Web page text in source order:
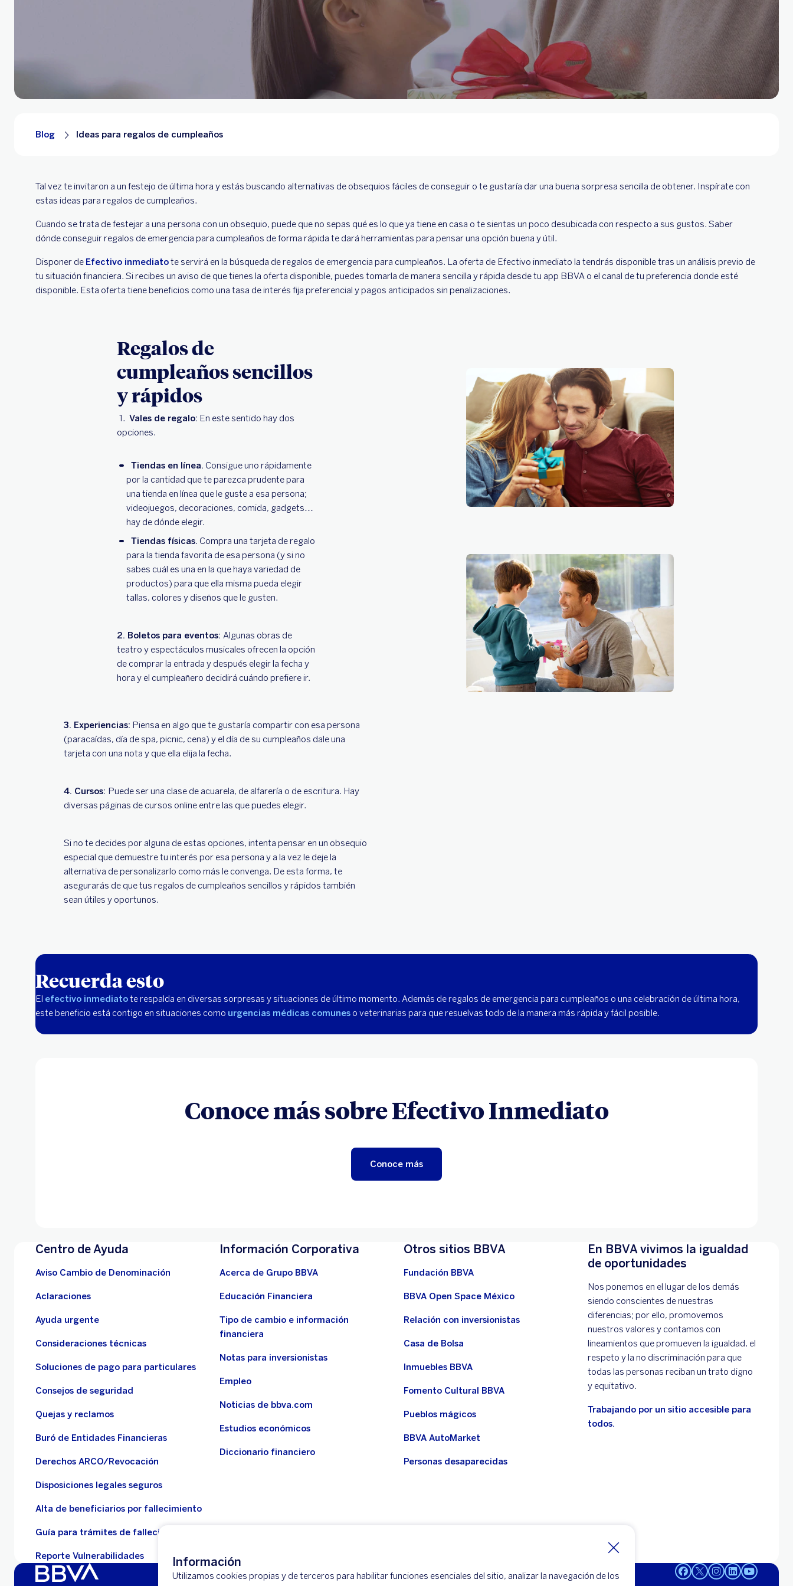
Información
Utilizamos cookies propias y de terceros para habilitar funciones esenciales del sitio, analizar la navegación de los
Blog Ideas para regalos de cumpleaños
Tal vez te invitaron a un festejo de última hora y estás buscando alternativas de obsequios fáciles de conseguir o te gustaría dar una buena sorpresa sencilla de obtener. Inspírate con
estas ideas para regalos de cumpleaños.
Cuando se trata de festejar a una persona con un obsequio, puede que no sepas qué es lo que ya tiene en casa o te sientas un poco desubicada con respecto a sus gustos. Saber
dónde conseguir regalos de emergencia para cumpleaños de forma rápida te dará herramientas para pensar una opción buena y útil.
Disponer de Efectivo inmediatote servirá en la búsqueda de regalos de emergencia para cumpleaños. La oferta de Efectivo inmediato la tendrás disponible tras un análisis previo de
tu situación financiera. Si recibes un aviso de que tienes la oferta disponible, puedes tomarla de manera sencilla y rápida desde tu app BBVA o el canal de tu preferencia donde esté
disponible. Esta oferta tiene beneficios como una tasa de interés fija preferencial y pagos anticipados sin penalizaciones.
Regalos de
cumpleaños sencillos
y rápidos
Vales de regalo: En este sentido hay dos
opciones.
Tiendas en línea. Consigue uno rápidamente
por la cantidad que te parezca prudente para
una tienda en línea que le guste a esa persona;
videojuegos, decoraciones, comida, gadgets…
hay de dónde elegir.
Tiendas físicas. Compra una tarjeta de regalo
para la tienda favorita de esa persona (y si no
sabes cuál es una en la que haya variedad de
productos) para que ella misma pueda elegir
tallas, colores y diseños que le gusten.
2. Boletos para eventos: Algunas obras de
teatro y espectáculos musicales ofrecen la opción
de comprar la entrada y después elegir la fecha y
hora y el cumpleañero decidirá cuándo prefiere ir.
3. Experiencias: Piensa en algo que te gustaría compartir con esa persona
(paracaídas, día de spa, picnic, cena) y el día de su cumpleaños dale una
tarjeta con una nota y que ella elija la fecha.
4. Cursos: Puede ser una clase de acuarela, de alfarería o de escritura. Hay
diversas páginas de cursos online entre las que puedes elegir.
Si no te decides por alguna de estas opciones, intenta pensar en un obsequio
especial que demuestre tu interés por esa persona y a la vez le deje la
alternativa de personalizarlo como más le convenga. De esta forma, te
asegurarás de que tus regalos de cumpleaños sencillos y rápidos también
sean útiles y oportunos.
Recuerda esto
El efectivo inmediatote respalda en diversas sorpresas y situaciones de último momento. Además de regalos de emergencia para cumpleaños o una celebración de última hora,
este beneficio está contigo en situaciones como urgencias médicas comunes o veterinarias para que resuelvas todo de la manera más rápida y fácil posible.
Conoce más sobre Efectivo Inmediato
Conoce más
Centro de Ayuda
Aviso Cambio de Denominación
Aclaraciones
Ayuda urgente
Consideraciones técnicas
Soluciones de pago para particulares
Consejos de seguridad
Quejas y reclamos
Buró de Entidades Financieras
Derechos ARCO/Revocación
Disposiciones legales seguros
Alta de beneficiarios por fallecimiento
Guía para trámites de fallecidos
Reporte Vulnerabilidades
Información Corporativa
Acerca de Grupo BBVA
Educación Financiera
Tipo de cambio e información
financiera
Notas para inversionistas
Empleo
Noticias de bbva.com
Estudios económicos
Diccionario financiero
Otros sitios BBVA
Fundación BBVA
BBVA Open Space México
Relación con inversionistas
Casa de Bolsa
Inmuebles BBVA
Fomento Cultural BBVA
Pueblos mágicos
BBVA AutoMarket
Personas desaparecidas
En BBVA vivimos la igualdad
de oportunidades
Nos ponemos en el lugar de los demás
siendo conscientes de nuestras
diferencias; por ello, promovemos
nuestros valores y contamos con
lineamientos que promueven la igualdad, el
respeto y la no discriminación para que
todas las personas reciban un trato digno
y equitativo.
Trabajando por un sitio accesible para
todos.